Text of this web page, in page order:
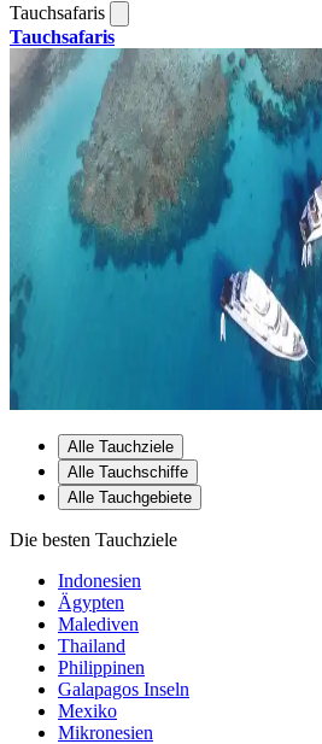
Tauchsafaris
Tauchsafaris
Alle Tauchziele
Alle Tauchschiffe
Alle Tauchgebiete
Die besten Tauchziele
Indonesien
Ägypten
Malediven
Thailand
Philippinen
Galapagos Inseln
Mexiko
Mikronesien